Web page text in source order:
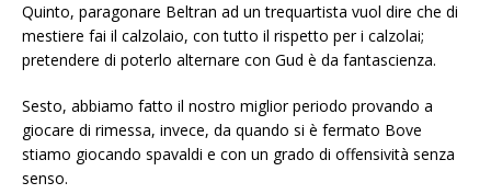
Quinto, paragonare Beltran ad un trequartista vuol dire che di
mestiere fai il calzolaio, con tutto il rispetto per i calzolai;
pretendere di poterlo alternare con Gud è da fantascienza.
Sesto, abbiamo fatto il nostro miglior periodo provando a
giocare di rimessa, invece, da quando si è fermato Bove
stiamo giocando spavaldi e con un grado di offensività senza
senso.